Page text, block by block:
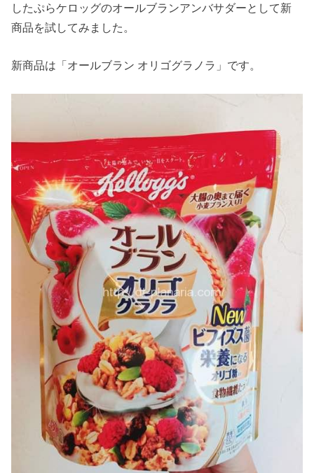
したぷらケロッグのオールブランアンバサダーとして新
商品を試してみました。
新商品は「オールブラン オリゴグラノラ」です。